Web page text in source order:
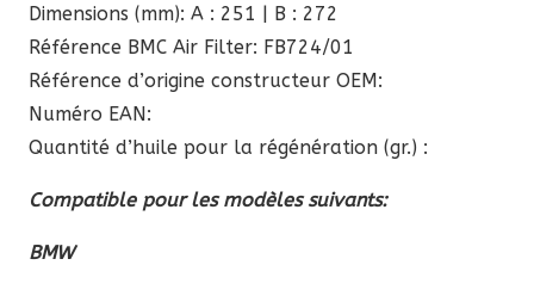
Dimensions (mm): A : 251 | B : 272
Référence BMC Air Filter: FB724/01
Référence d’origine constructeur OEM:
Numéro EAN:
Quantité d’huile pour la régénération (gr.) :
Compatible pour les modèles suivants:
BMW